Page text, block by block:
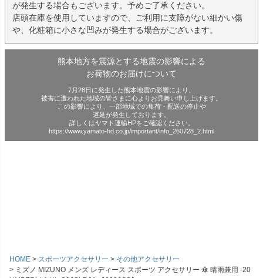
が発生する場合もございます。予めご了承ください。
店頭在庫を使用していますので、ご利用に支障がない細かい傷
や、化粧箱に小さな凹みが発生する場合がございます。
熊本地方を震源とする地震の影響による
お荷物のお届けについて
7月28日に発生した熊本地震の影響により、
被害に遭われた地域の皆さまに心よりお見舞い申し上げます。
この影響により、一部地域での集荷・配送の停止や
遅延が発生しております。
詳しくはヤマト運輸HPをご確認ください。
https://www.yamato-hd.co.jp/important/info_260728_2.html
HOME スポーツアクセサリー
その他アクセサリー
ミズノ MIZUNO メンズ レディース スポーツ アクセサリー 傘 晴雨兼用 -20